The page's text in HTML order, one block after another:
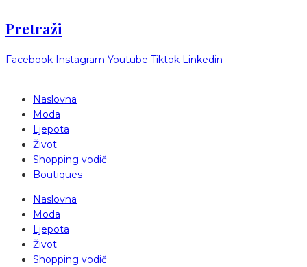
Pretraži
Facebook Instagram Youtube Tiktok Linkedin
Naslovna
Moda
Ljepota
Život
Shopping vodič
Boutiques
Naslovna
Moda
Ljepota
Život
Shopping vodič